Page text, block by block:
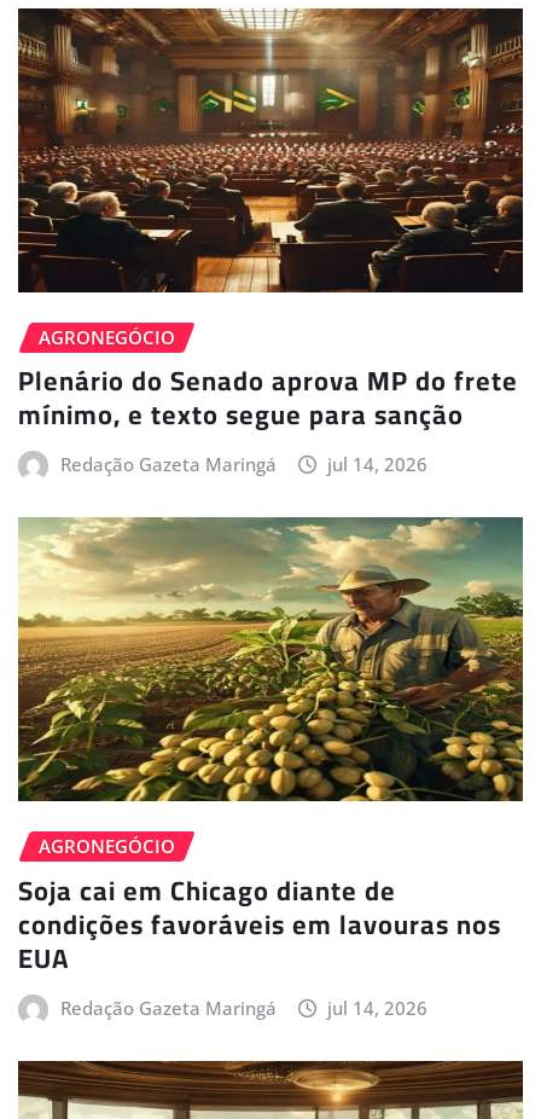
AGRONEGÓCIO
Plenário do Senado aprova MP do frete
mínimo, e texto segue para sanção
Redação Gazeta Maringá jul 14, 2026
AGRONEGÓCIO
Soja cai em Chicago diante de
condições favoráveis em lavouras nos
EUA
Redação Gazeta Maringá jul 14, 2026